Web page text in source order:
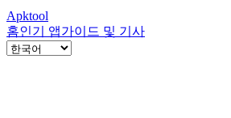
Apktool
홈인기 앱가이드 및 기사